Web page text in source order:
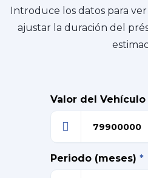
Introduce los datos para
ajustar la duración del
Valor del Vehículo
Periodo (meses) *